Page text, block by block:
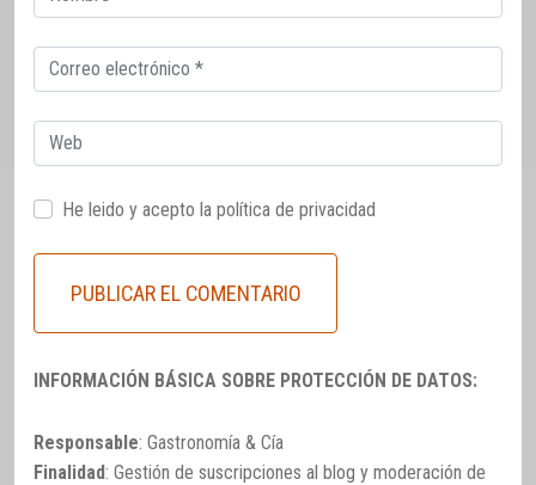
electrónico
Correo
electrónico
Web
He leido y acepto la política de privacidad
INFORMACIÓN BÁSICA SOBRE PROTECCIÓN DE DATOS:
Responsable: Gastronomía & Cía
Finalidad: Gestión de suscripciones al blog y moderación de